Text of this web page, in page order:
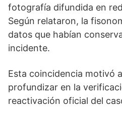
fotografía difundida en
Según relataron, la
datos que habían
incidente.
Esta coincidencia motivó
profundizar en la
reactivación oficial del